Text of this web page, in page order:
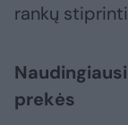
rankų
prekės